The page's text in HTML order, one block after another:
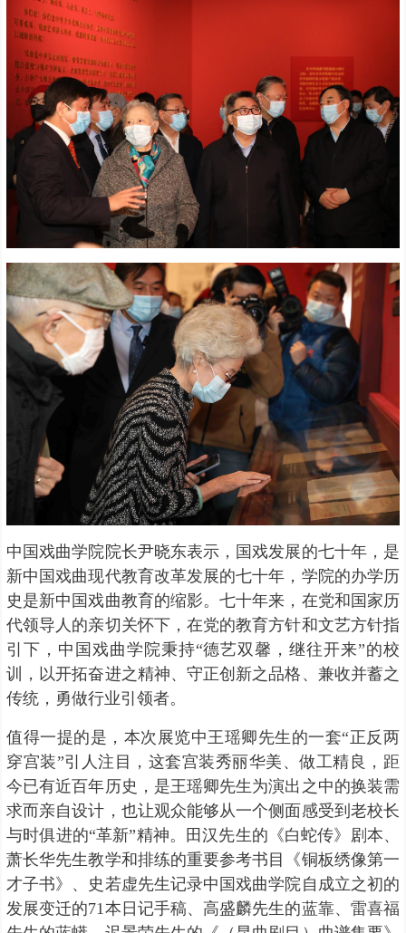
中国戏曲学院院长尹晓东表示，国戏发展的七十年，是
新中国戏曲现代教育改革发展的七十年，学院的办学历
史是新中国戏曲教育的缩影。七十年来，在党和国家历
代领导人的亲切关怀下，在党的教育方针和文艺方针指
引下，中国戏曲学院秉持“德艺双馨，继往开来”的校
训，以开拓奋进之精神、守正创新之品格、兼收并蓄之
传统，勇做行业引领者。
值得一提的是，本次展览中王瑶卿先生的一套“正反两
穿宫装”引人注目，这套宫装秀丽华美、做工精良，距
今已有近百年历史，是王瑶卿先生为演出之中的换装需
求而亲自设计，也让观众能够从一个侧面感受到老校长
与时俱进的“革新”精神。田汉先生的《白蛇传》剧本、
萧长华先生教学和排练的重要参考书目《铜板绣像第一
才子书》、史若虚先生记录中国戏曲学院自成立之初的
发展变迁的71本日记手稿、高盛麟先生的蓝靠、雷喜福